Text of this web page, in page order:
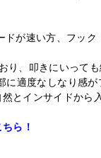
ドが速い方、フッ
り、叩きにいって
適度なしなり感
とインサイドから
ら！